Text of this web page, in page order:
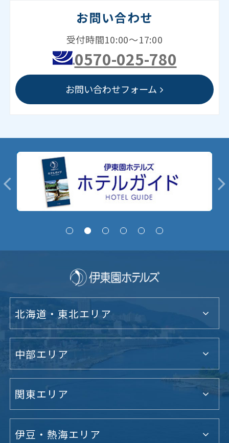
お問い合わせ
受付時間10:00～17:00
0570-025-780
お問い合わせフォーム
北海道・東北エリア
中部エリア
関東エリア
伊豆・熱海エリア